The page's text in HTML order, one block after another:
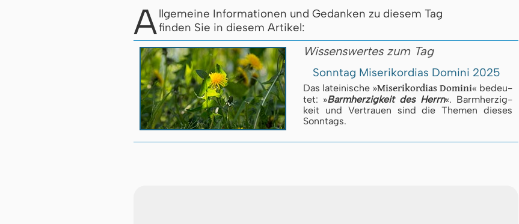
Allgemeine Informationen und Gedanken zu diesem Tag
finden Sie in diesem Artikel:
Wissenswertes zum Tag
Sonntag Miserikordias Domini 2025
Das lateinische »Miserikordias Domini« be­deu­
tet: »Barm­her­zig­keit des Herrn«. Barm­her­zig­
keit und Ver­trau­en sind die The­men die­ses
Sonn­tags.